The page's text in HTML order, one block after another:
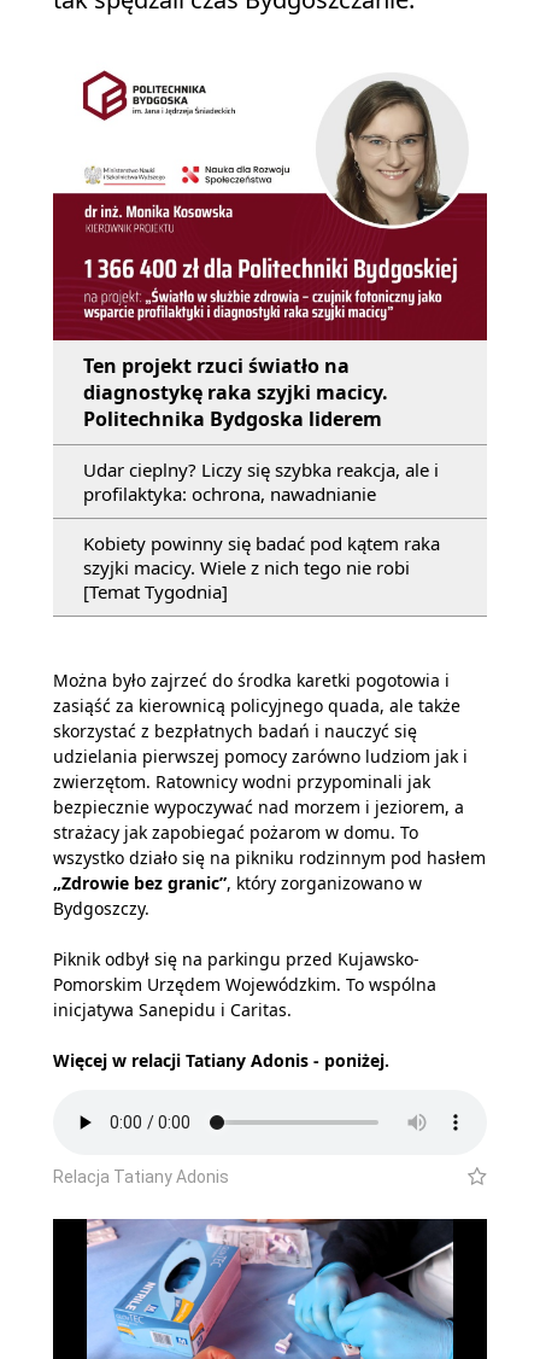
Ten projekt rzuci światło na
diagnostykę raka szyjki macicy.
Politechnika Bydgoska liderem
Udar cieplny? Liczy się szybka reakcja, ale i
profilaktyka: ochrona, nawadnianie
Kobiety powinny się badać pod kątem raka
szyjki macicy. Wiele z nich tego nie robi
[Temat Tygodnia]
Można było zajrzeć do środka karetki pogotowia i
zasiąść za kierownicą policyjnego quada, ale także
skorzystać z bezpłatnych badań i nauczyć się
udzielania pierwszej pomocy zarówno ludziom jak i
zwierzętom. Ratownicy wodni przypominali jak
bezpiecznie wypoczywać nad morzem i jeziorem, a
strażacy jak zapobiegać pożarom w domu. To
wszystko działo się na pikniku rodzinnym pod hasłem
„Zdrowie bez granic”, który zorganizowano w
Bydgoszczy.
Piknik odbył się na parkingu przed Kujawsko-
Pomorskim Urzędem Wojewódzkim. To wspólna
inicjatywa Sanepidu i Caritas.
Więcej w relacji Tatiany Adonis - poniżej.
Relacja Tatiany Adonis